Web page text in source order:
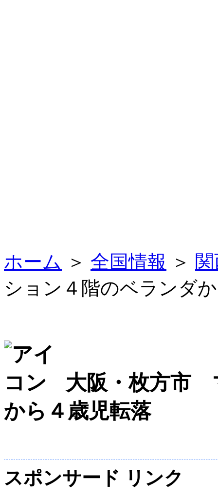
ホーム ＞ 全国情報 ＞
ション４階のベランダ
大阪・枚方市
から４歳児転落
スポンサード リンク